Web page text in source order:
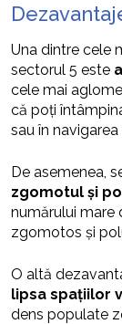
Una dintre cele
sectorul 5 este
cele mai
că poți
sau în
De asemenea,
zgomotul și
numărului mare
zgomotos și
O altă
lipsa spațiilor
dens populate